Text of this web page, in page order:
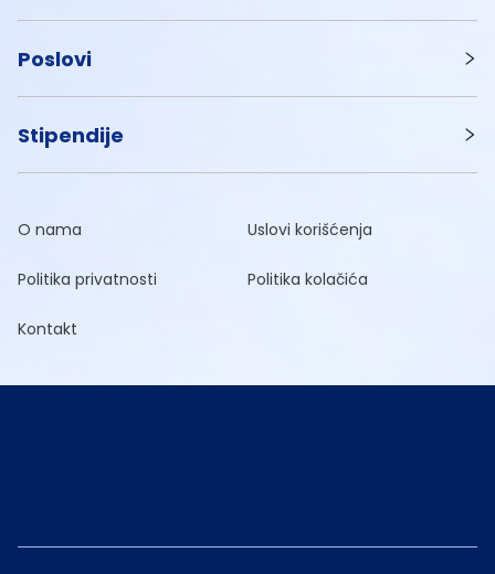
Poslovi
Stipendije
O nama Uslovi korišćenja
Politika privatnosti Politika kolačića
Kontakt